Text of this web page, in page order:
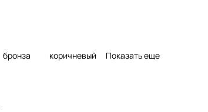
бронза коричневый
Показать еще